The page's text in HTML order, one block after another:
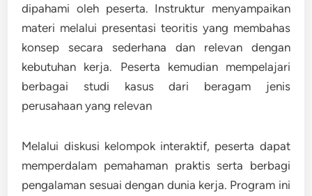
dipahami oleh peserta. Instruktur menyampaikan
materi melalui presentasi teoritis yang membahas
konsep secara sederhana dan relevan dengan
kebutuhan kerja. Peserta kemudian mempelajari
berbagai studi kasus dari beragam jenis
perusahaan yang relevan
Melalui diskusi kelompok interaktif, peserta dapat
memperdalam pemahaman praktis serta berbagi
pengalaman sesuai dengan dunia kerja. Program ini